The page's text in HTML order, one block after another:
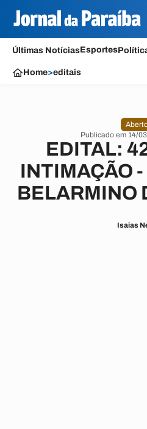
Últimas NotíciasEsportes
Home>editais
Publicado em 14/
EDITAL:
INTIMAÇÃO
BELARMINO
Isaias